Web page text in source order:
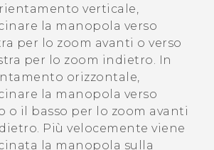
verticale,
la manopola verso
per lo zoom avanti o verso
per lo zoom indietro. In
orizzontale,
la manopola verso
o il basso per lo zoom avanti
Più velocemente viene
la manopola sulla